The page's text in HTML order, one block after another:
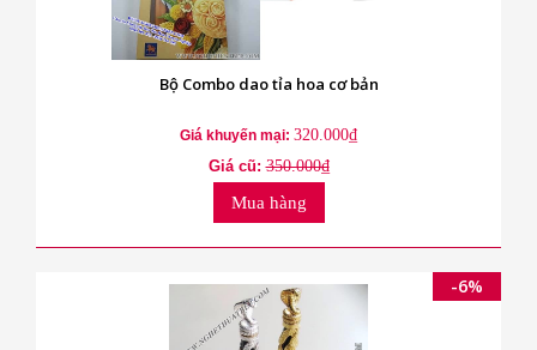
Bộ Combo dao tỉa hoa cơ bản
Giá khuyến mại: 320.000₫
Giá cũ:350.000₫
Mua hàng
-6%